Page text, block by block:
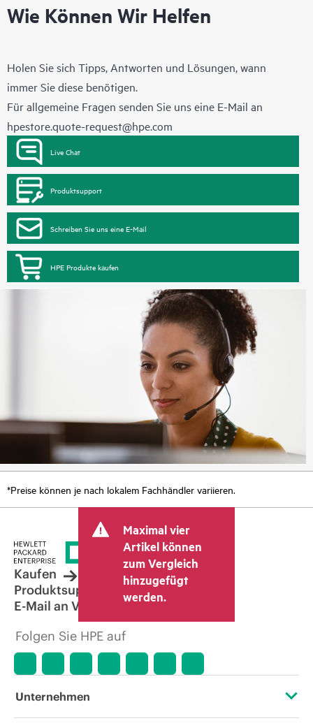
Wie Können Wir Helfen
Holen Sie sich Tipps, Antworten und Lösungen, wann
immer Sie diese benötigen.
Für allgemeine Fragen senden Sie uns eine E-Mail an
hpestore.quote-request@hpe.com
Live Chat
Produktsupport
Schreiben Sie uns eine E-Mail
HPE Produkte kaufen
*Preise können je nach lokalem Fachhändler variieren.
Maximal vier
Artikel können
zum Vergleich
hinzugefügt
werden.
Kaufen
Produktsupport
E-Mail an Vertrieb
Folgen Sie HPE auf
Unternehmen